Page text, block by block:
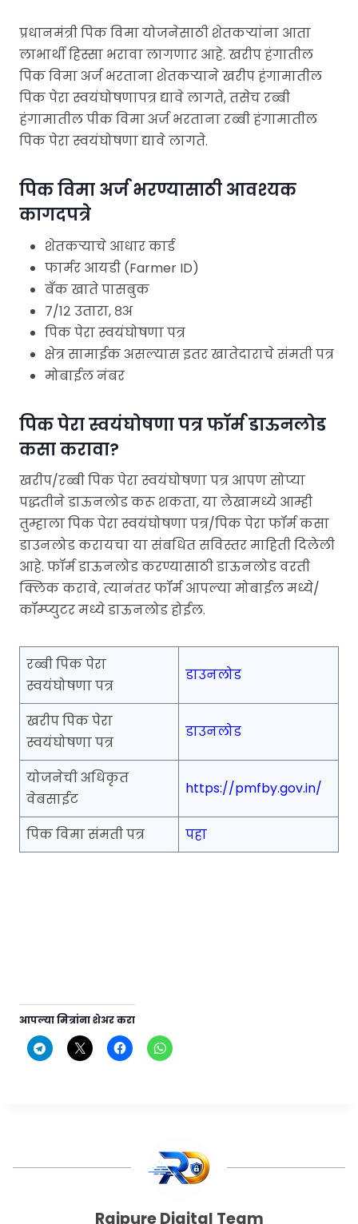
प्रधानमंत्री पिक विमा योजनेसाठी शेतकऱ्यांना आता
लाभार्थी हिस्सा भरावा लागणार आहे. खरीप हंगातील
पिक विमा अर्ज भरताना शेतकऱ्याने खरीप हंगामातील
पिक पेरा स्वयंघोषणापत्र द्यावे लागते, तसेच रब्बी
हंगामातील पीक विमा अर्ज भरताना रब्बी हंगामातील
पिक पेरा स्वयंघोषणा द्यावे लागते.
पिक विमा अर्ज भरण्यासाठी आवश्यक
कागदपत्रे
शेतकऱ्याचे आधार कार्ड
फार्मर आयडी (Farmer ID)
बँक खाते पासबुक
७/१२ उतारा, ८अ
पिक पेरा स्वयंघोषणा पत्र
क्षेत्र सामाईक असल्यास इतर खातेदाराचे संमती पत्र
मोबाईल नंबर
पिक पेरा स्वयंघोषणा पत्र फॉर्म डाऊनलोड
कसा करावा?
खरीप/रब्बी पिक पेरा स्वयंघोषणा पत्र आपण सोप्या
पद्धतीने डाऊनलोड करू शकता, या लेखामध्ये आम्ही
तुम्हाला पिक पेरा स्वयंघोषणा पत्र/पिक पेरा फॉर्म कसा
डाउनलोड करायचा या संबधित सविस्तर माहिती दिलेली
आहे. फॉर्म डाऊनलोड करण्यासाठी डाऊनलोड वरती
क्लिक करावे, त्यानंतर फॉर्म आपल्या मोबाईल मध्ये/
कॉम्प्युटर मध्ये डाऊनलोड होईल.
रब्बी पिक पेरा
स्वयंघोषणा पत्र
डाउनलोड
खरीप पिक पेरा
स्वयंघोषणा पत्र
डाउनलोड
योजनेची अधिकृत
वेबसाईट
https://pmfby.gov.in/
पिक विमा संमती पत्र पहा
आपल्या मित्रांना शेअर करा
Rajpure Digital Team